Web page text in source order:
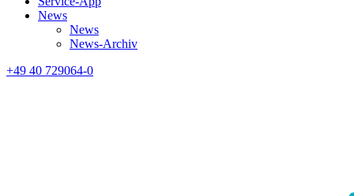
News
News
News-Archiv
+49 40 729064-0